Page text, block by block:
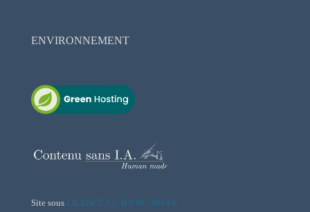
ENVIRONNEMENT
Site sous LICENCE CC BY-NC-ND 4.0